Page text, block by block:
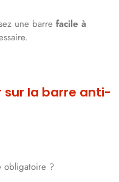
une barre facile à
sur la barre anti-
obligatoire ?